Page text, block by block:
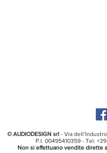
© AUDIODESIGN srl - Via
P.I. 00495410359 - Tel.
Non si effettuano vendite dirette